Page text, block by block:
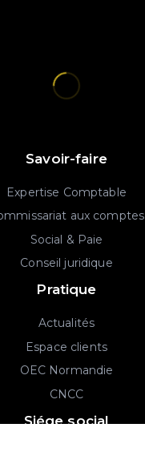
Savoir-faire
Expertise Comptable
aux comptes
Social & Paie
Conseil juridique
Pratique
Actualités
Espace clients
OEC Normandie
CNCC
Siége social